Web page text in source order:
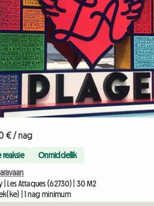
€ / nag
reaksie Onmiddellik
| Les Attaques (62730) | 30 M2
| 1 nag minimum